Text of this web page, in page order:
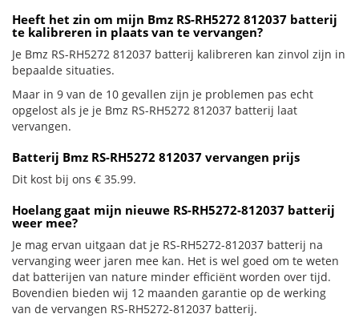
Heeft het zin om mijn Bmz RS-RH5272 812037 batterij
te kalibreren in plaats van te vervangen?
Je Bmz RS-RH5272 812037 batterij kalibreren kan zinvol zijn in
bepaalde situaties.
Maar in 9 van de 10 gevallen zijn je problemen pas echt
opgelost als je je Bmz RS-RH5272 812037 batterij laat
vervangen.
Batterij Bmz RS-RH5272 812037 vervangen prijs
Dit kost bij ons € 35.99.
Hoelang gaat mijn nieuwe RS-RH5272-812037 batterij
weer mee?
Je mag ervan uitgaan dat je RS-RH5272-812037 batterij na
vervanging weer jaren mee kan. Het is wel goed om te weten
dat batterijen van nature minder efficiënt worden over tijd.
Bovendien bieden wij 12 maanden garantie op de werking
van de vervangen RS-RH5272-812037 batterij.